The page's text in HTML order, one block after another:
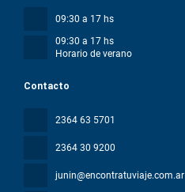
Contacto
2364 63 5701
2364 30 9200
junin@encontratuviaje.com.ar
09:30 a 17 hs
09:30 a 17 hs
Horario de verano